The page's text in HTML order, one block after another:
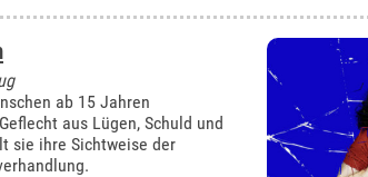
ab 15 Jahren
aus Lügen, Schuld und
sie ihre Sichtweise der